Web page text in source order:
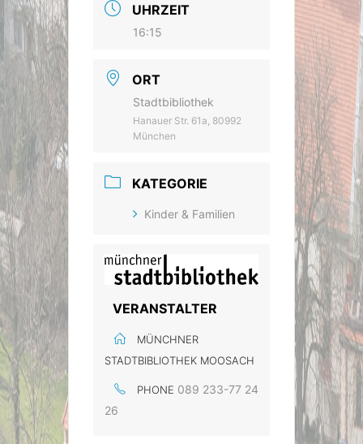
UHRZEIT
16:15
ORT
Stadtbibliothek
Hanauer Str. 61a, 80992
München
KATEGORIE
Kinder & Familien
VERANSTALTER
MÜNCHNER
STADTBIBLIOTHEK MOOSACH
PHONE 089 233-77 24
26